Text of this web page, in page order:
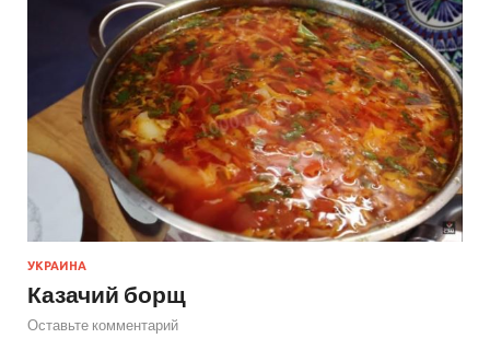
УКРАИНА
Казачий борщ
Оставьте комментарий